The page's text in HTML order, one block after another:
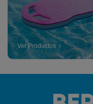
Ver Productos